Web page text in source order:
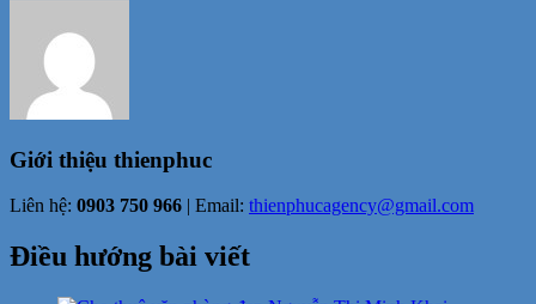
Giới thiệu thienphuc
Liên hệ: 0903 750 966 | Email: thienphucagency@gmail.com
Điều hướng bài viết